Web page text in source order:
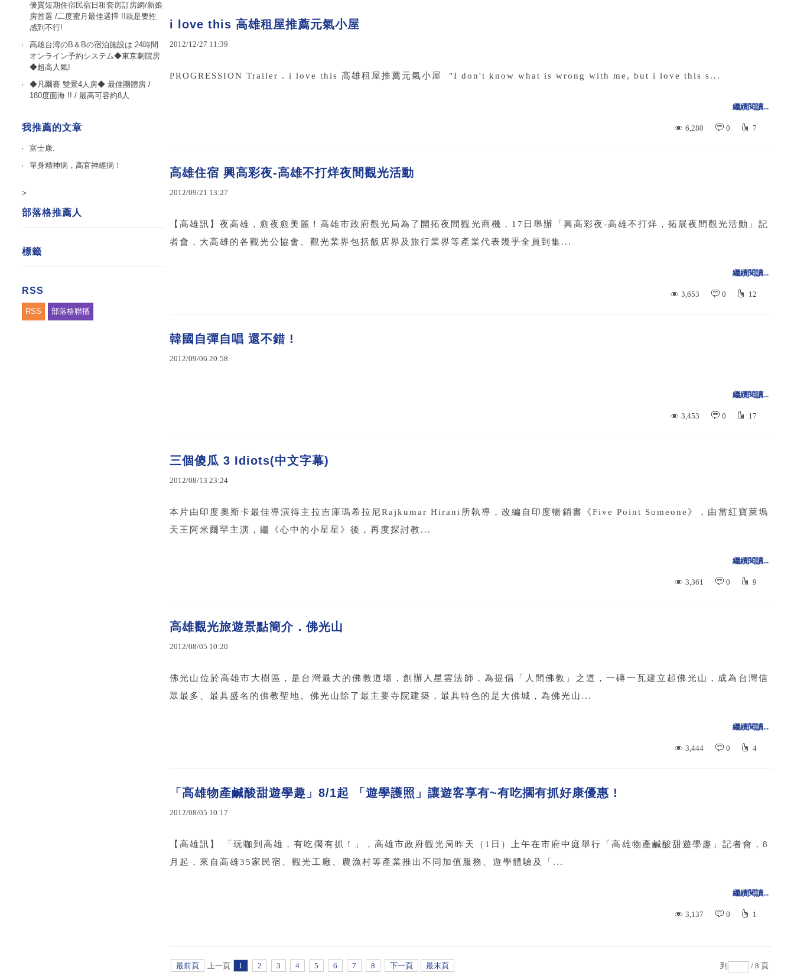
i love this 高雄租屋推薦元氣小屋
2012/12/27 11:39
PROGRESSION Trailer . i love this 高雄租屋推薦元氣小屋 "I don't know what is wrong with me, but i love this s...
繼續閱讀...
6,280 0 7
高雄住宿 興高彩夜-高雄不打烊夜間觀光活動
2012/09/21 13:27
【高雄訊】夜高雄，愈夜愈美麗！高雄市政府觀光局為了開拓夜間觀光商機，17日舉辦「興高彩夜-高雄不打烊，拓展夜間觀光活動」記
者會，大高雄的各觀光公協會、觀光業界包括飯店界及旅行業界等產業代表幾乎全員到集...
繼續閱讀...
3,653 0 12
韓國自彈自唱 還不錯 !
2012/09/06 20:58
繼續閱讀...
3,453 0 17
三個傻瓜 3 Idiots(中文字幕)
2012/08/13 23:24
本片由印度奧斯卡最佳導演得主拉吉庫瑪希拉尼Rajkumar Hirani所執導，改編自印度暢銷書《Five Point Someone》，由當紅寶萊塢
天王阿米爾罕主演，繼《心中的小星星》後，再度探討教...
繼續閱讀...
3,361 0 9
高雄觀光旅遊景點簡介．佛光山
2012/08/05 10:20
佛光山位於高雄市大樹區，是台灣最大的佛教道場，創辦人星雲法師，為提倡「人間佛教」之道，一磚一瓦建立起佛光山，成為台灣信
眾最多、最具盛名的佛教聖地。佛光山除了最主要寺院建築，最具特色的是大佛城，為佛光山...
繼續閱讀...
3,444 0 4
「高雄物產鹹酸甜遊學趣」8/1起 「遊學護照」讓遊客享有~有吃擱有抓好康優惠 !
2012/08/05 10:17
【高雄訊】 「玩咖到高雄，有吃擱有抓！」，高雄市政府觀光局昨天（1日）上午在市府中庭舉行「高雄物產鹹酸甜遊學趣」記者會，8
月起，來自高雄35家民宿、觀光工廠、農漁村等產業推出不同加值服務、遊學體驗及「...
繼續閱讀...
3,137 0 1
最前頁 上一頁 1 2 3 4 5 6 7 8 下一頁 最末頁 到 / 8 頁
優質短期住宿民宿日租套房訂房網/新娘
房首選 /二度蜜月最佳選擇 !!就是要性
感到不行!
高雄台湾のB＆Bの宿泊施設は 24時間
オンライン予約システム◆東京劇院房
◆超高人氣!
◆凡爾賽 雙景4人房◆ 最佳團體房 /
180度面海 !! / 最高可容約8人
我推薦的文章
富士康.
單身精神病，高官神經病！
>
部落格推薦人
標籤
RSS
RSS 部落格聯播